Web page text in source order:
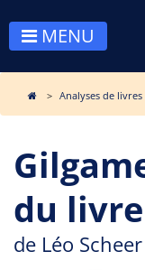
MENU
Analyses de livres
du livre
de Léo